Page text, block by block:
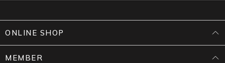
ONLINE SHOP
MEMBER